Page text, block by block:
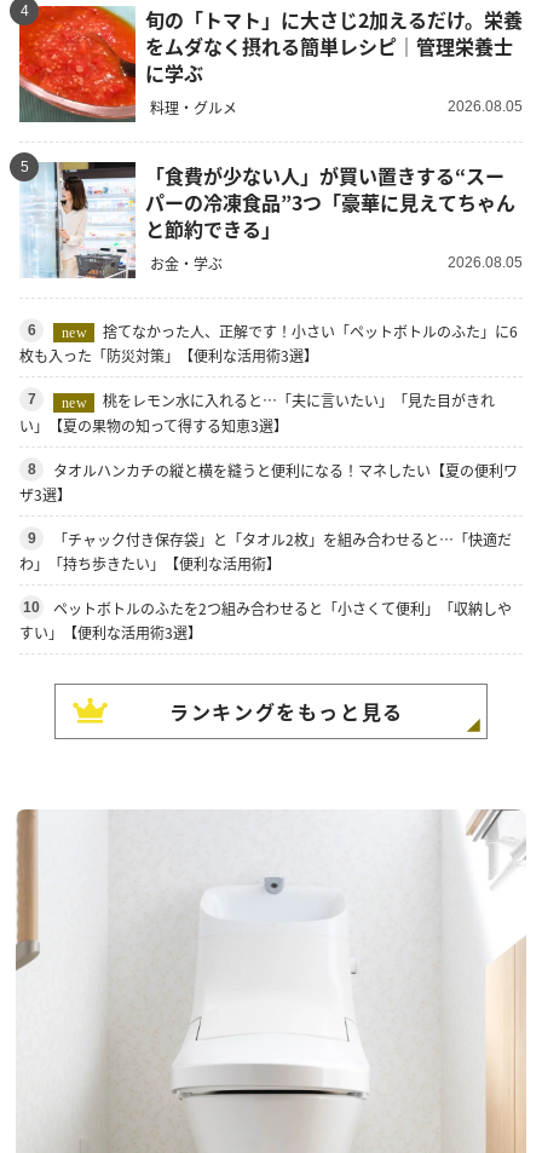
4
旬の「トマト」に大さじ2加えるだけ。栄養
をムダなく摂れる簡単レシピ｜管理栄養士
に学ぶ
料理・グルメ 2026.08.05
5
「食費が少ない人」が買い置きする“スー
パーの冷凍食品”3つ「豪華に見えてちゃん
と節約できる」
お金・学ぶ 2026.08.05
6 new
捨てなかった人、正解です！小さい「ペットボトルのふた」に6
枚も入った「防災対策」【便利な活用術3選】
7 new
桃をレモン水に入れると…「夫に言いたい」「見た目がきれ
い」【夏の果物の知って得する知恵3選】
8
タオルハンカチの縦と横を縫うと便利になる！マネしたい【夏の便利ワ
ザ3選】
9
「チャック付き保存袋」と「タオル2枚」を組み合わせると…「快適だ
わ」「持ち歩きたい」【便利な活用術】
10
ペットボトルのふたを2つ組み合わせると「小さくて便利」「収納しや
すい」【便利な活用術3選】
ランキングをもっと見る